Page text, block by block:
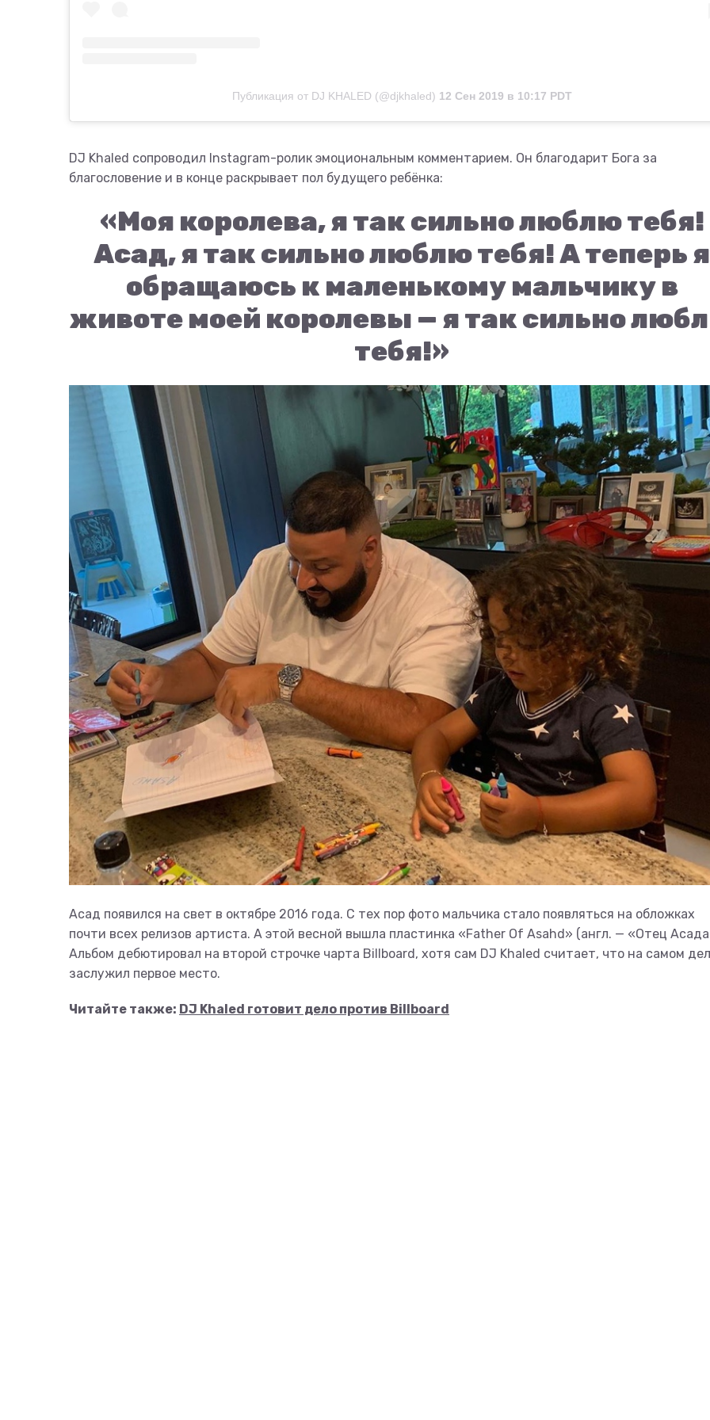
Публикация от DJ KHALED (@djkhaled) 12 Сен 2019 в 10:17 PDT
DJ Khaled сопроводил Instagram-ролик эмоциональным комментарием. Он благодарит Бога за
благословение и в конце раскрывает пол будущего ребёнка:
«Моя королева, я так сильно люблю тебя!
Асад, я так сильно люблю тебя! А теперь я
обращаюсь к маленькому мальчику в
животе моей королевы — я так сильно
тебя!»
Асад появился на свет в октябре 2016 года. С тех пор фото мальчика стало появляться на обложках
почти всех релизов артиста. А этой весной вышла пластинка «Father Of Asahd» (англ. — «Отец
Альбом дебютировал на второй строчке чарта Billboard, хотя сам DJ Khaled считает, что на самом
заслужил первое место.
Читайте также: DJ Khaled готовит дело против Billboard